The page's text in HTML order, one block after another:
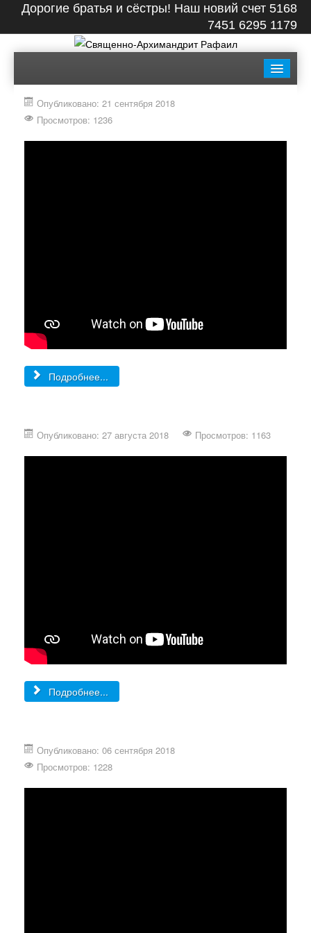
Дорогие братья и сёстры! Наш новий счет 5168
7451 6295 1179
ГЛАВНАЯ
СТАТЬИ
КНИГИ
Опубликовано: 21 сентября 2018
Просмотров: 1236
Подробнее...
Опубликовано: 27 августа 2018 Просмотров: 1163
Подробнее...
Опубликовано: 06 сентября 2018
Просмотров: 1228